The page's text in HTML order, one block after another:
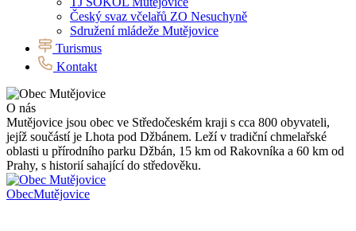
Český svaz včelařů ZO Nesuchyně
Sdružení mládeže Mutějovice
Turismus
Kontakt
O nás
Mutějovice jsou obec ve Středočeském kraji s cca 800 obyvateli,
jejíž součástí je Lhota pod Džbánem. Leží v tradiční chmelařské
oblasti u přírodního parku Džbán, 15 km od Rakovníka a 60 km od
Prahy, s historií sahající do středověku.
ObecMutějovice